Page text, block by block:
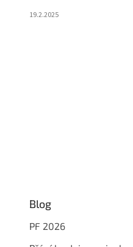
19.2.2025
Blog
PF 2026